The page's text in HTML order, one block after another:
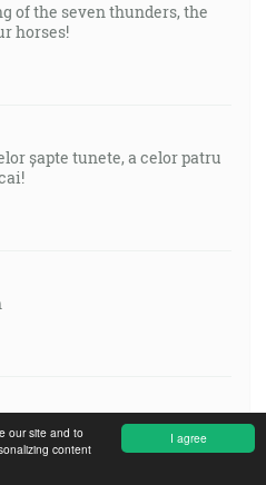
I agree
our site and to
content
of the seven thunders, the
horses!
șapte tunete, a celor patru